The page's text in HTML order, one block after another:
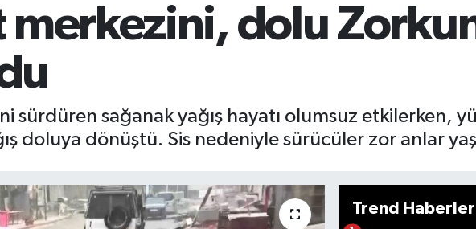
merkezini, dolu
sürdüren sağanak yağış hayatı olumsuz etkilerken,
doluya dönüştü. Sis nedeniyle sürücüler zor anlar
Trend Haberler